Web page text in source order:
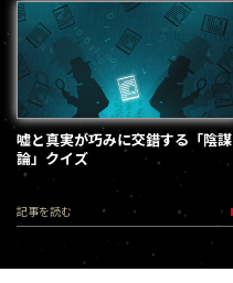
嘘と真実が巧みに交錯する「陰謀
論」クイズ
記事を読む